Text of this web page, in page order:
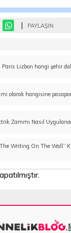
PAYLAŞIN
Paris Lizbon hangi şehir
olarak hangisine
Zammı Nasıl
Writing On The Wall”